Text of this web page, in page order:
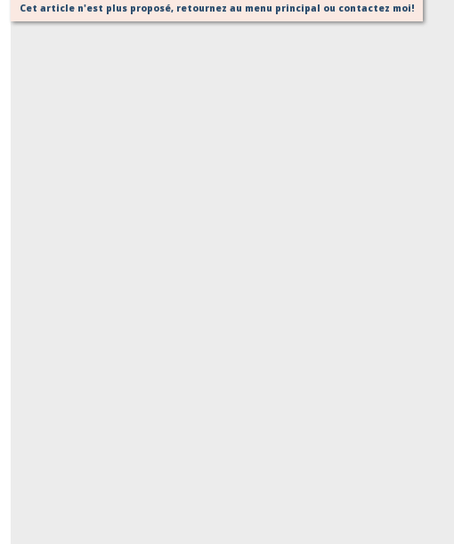
Cet article n'est plus proposé, retournez au menu principal ou contactez moi!